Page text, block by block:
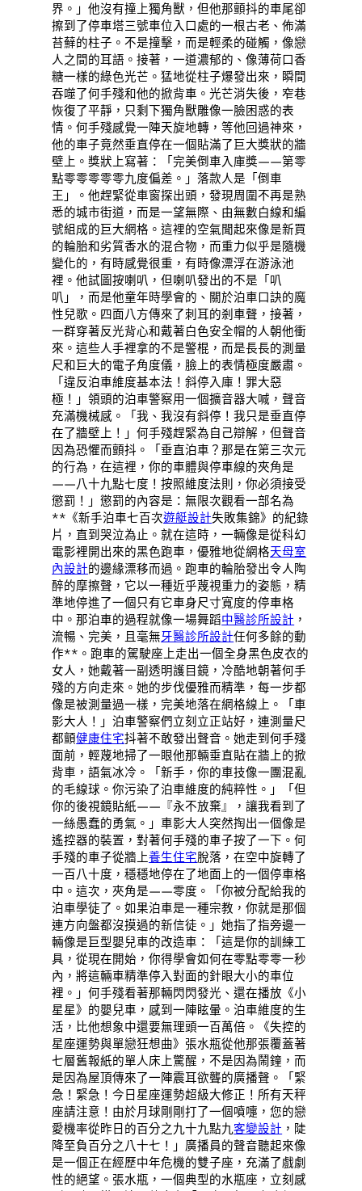
界。」他沒有撞上獨角獸，但他那顫抖的車尾卻
擦到了停車塔三號車位入口處的一根古老、佈滿
苔蘚的柱子。不是撞擊，而是輕柔的碰觸，像戀
人之間的耳語。接著，一道濃郁的、像薄荷口香
糖一樣的綠色光芒。猛地從柱子爆發出來，瞬間
吞噬了何手殘和他的掀背車。光芒消失後，窄巷
恢復了平靜，只剩下獨角獸雕像一臉困惑的表
情。何手殘感覺一陣天旋地轉，等他回過神來，
他的車子竟然垂直停在一個貼滿了巨大獎狀的牆
壁上。獎狀上寫著：「完美倒車入庫獎——第零
點零零零零零九度偏差。」落款人是「倒車
王」。他趕緊從車窗探出頭，發現周圍不再是熟
悉的城市街道，而是一望無際、由無數白線和編
號組成的巨大網格。這裡的空氣聞起來像是新買
的輪胎和劣質香水的混合物，而重力似乎是隨機
變化的，有時感覺很重，有時像漂浮在游泳池
裡。他試圖按喇叭，但喇叭發出的不是「叭
叭」，而是他童年時學會的、關於泊車口訣的魔
性兒歌。四面八方傳來了刺耳的剎車聲，接著，
一群穿著反光背心和戴著白色安全帽的人朝他衝
來。這些人手裡拿的不是警棍，而是長長的測量
尺和巨大的電子角度儀，臉上的表情極度嚴肅。
「違反泊車維度基本法！斜停入庫！罪大惡
極！」領頭的泊車警察用一個擴音器大喊，聲音
充滿機械感。「我、我沒有斜停！我只是垂直停
在了牆壁上！」何手殘趕緊為自己辯解，但聲音
因為恐懼而顫抖。「垂直泊車？那是在第三次元
的行為，在這裡，你的車體與停車線的夾角是
——八十九點七度！按照維度法則，你必須接受
懲罰！」懲罰的內容是：無限次觀看一部名為
**《新手泊車七百次遊艇設計失敗集錦》的紀錄
片，直到哭泣為止。就在這時，一輛像是從科幻
電影裡開出來的黑色跑車，優雅地從網格天母室
內設計的邊緣漂移而過。跑車的輪胎發出令人陶
醉的摩擦聲，它以一種近乎蔑視重力的姿態，精
準地停進了一個只有它車身尺寸寬度的停車格
中。那泊車的過程就像一場舞蹈中醫診所設計 ，
流暢、完美，且毫無牙醫診所設計任何多餘的動
作**。跑車的駕駛座上走出一個全身黑色皮衣的
女人，她戴著一副透明護目鏡，冷酷地朝著何手
殘的方向走來。她的步伐優雅而精準，每一步都
像是被測量過一樣，完美地落在網格線上。「車
影大人！」泊車警察們立刻立正站好，連測量尺
都顫健康住宅抖著不敢發出聲音。她走到何手殘
面前，輕蔑地掃了一眼他那輛垂直貼在牆上的掀
背車，語氣冰冷。「新手，你的車技像一團混亂
的毛線球。你污染了泊車維度的純粹性。」「但
你的後視鏡貼紙——『永不放棄』，讓我看到了
一絲愚蠢的勇氣。」車影大人突然掏出一個像是
遙控器的裝置，對著何手殘的車子按了一下。何
手殘的車子從牆上養生住宅脫落，在空中旋轉了
一百八十度，穩穩地停在了地面上的一個停車格
中。這次，夾角是——零度。「你被分配給我的
泊車學徒了。如果泊車是一種宗教，你就是那個
連方向盤都沒摸過的新信徒。」她指了指旁邊一
輛像是巨型嬰兒車的改造車：「這是你的訓練工
具，從現在開始，你得學會如何在零點零零一秒
內，將這輛車精準停入對面的針眼大小的車位
裡。」何手殘看著那輛閃閃發光、還在播放《小
星星》的嬰兒車，感到一陣眩暈。泊車維度的生
活，比他想象中還要無理頭一百萬倍。《失控的
星座運勢與單戀狂想曲》張水瓶從他那張覆蓋著
七層舊報紙的單人床上驚醒，不是因為鬧鐘，而
是因為屋頂傳來了一陣震耳欲聾的廣播聲。「緊
急！緊急！今日星座運勢超級大修正！所有天秤
座請注意！由於月球剛剛打了一個噴嚏，您的戀
愛機率從昨日的百分之九十九點九客變設計 ，陡
降至負百分之八十七！」廣播員的聲音聽起來像
是一個正在經歷中年危機的雙子座，充滿了戲劇
性的絕望。張水瓶，一個典型的水瓶座，立刻感